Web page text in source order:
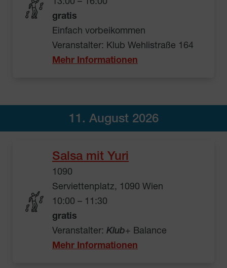
gratis
Einfach vorbeikommen
Veranstalter: Klub Wehlistraße 164
Mehr Informationen
11. August 2026
Salsa mit Yuri
1090
Serviettenplatz, 1090 Wien
10:00 – 11:30
gratis
Veranstalter: Klub+ Balance
Mehr Informationen